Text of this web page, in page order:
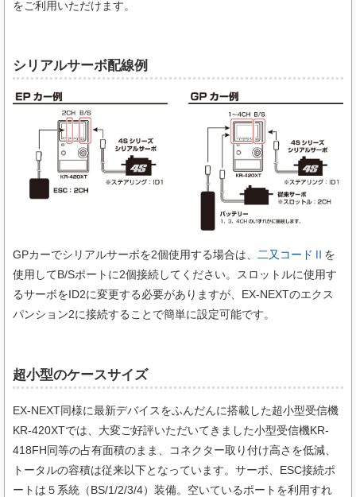
をご利用いただけます。
シリアルサーボ配線例
GPカーでシリアルサーボを2個使用する場合は、 二又コードⅡ を
使用してB/Sポートに2個接続してください。スロットルに使用す
るサーボをID2に変更する必要がありますが、EX-NEXTのエクス
パンション2に接続することで簡単に設定可能です。
超小型のケースサイズ
EX-NEXT同様に最新デバイスをふんだんに搭載した超小型受信機
KR-420XTでは、大変ご好評いただいてきました小型受信機KR-
418FH同等の占有面積のまま、コネクター取り付け高さを低減、
トータルの容積は従来以下となっています。サーボ、ESC接続ポ
ートは５系統（BS/1/2/3/4）装備。空いているポートを利用すれ